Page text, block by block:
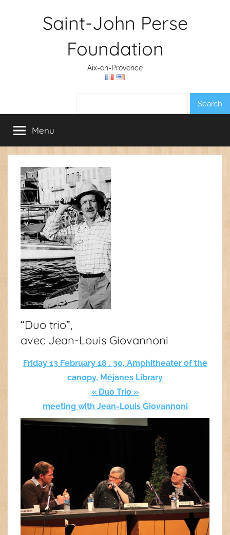
Saint-John Perse
Foundation
Aix-en-Provence
Menu
“Duo trio”,
avec Jean-Louis Giovannoni
Friday 13 February 18 . 30, Amphitheater of the
canopy, Méjanes Library
« Duo Trio »
meeting with Jean-Louis Giovannoni